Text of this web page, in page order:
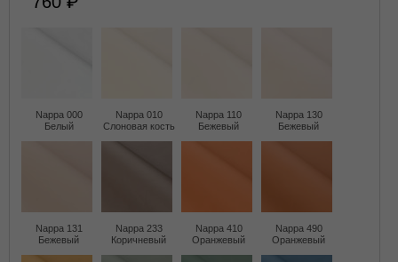
Nappa 000
Белый
Nappa 010
Слоновая кость
Nappa 110
Бежевый
Nappa 130
Бежевый
Nappa 131
Бежевый
Nappa 233
Коричневый
Nappa 410
Оранжевый
Nappa 490
Оранжевый